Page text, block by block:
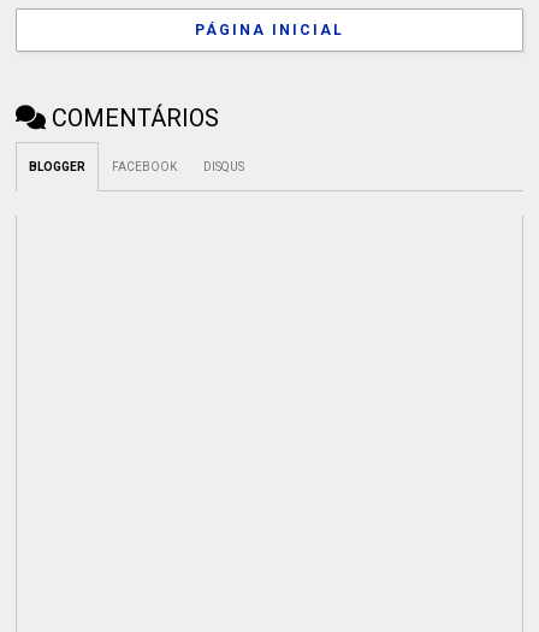
PÁGINA INICIAL
COMENTÁRIOS
BLOGGER FACEBOOK DISQUS